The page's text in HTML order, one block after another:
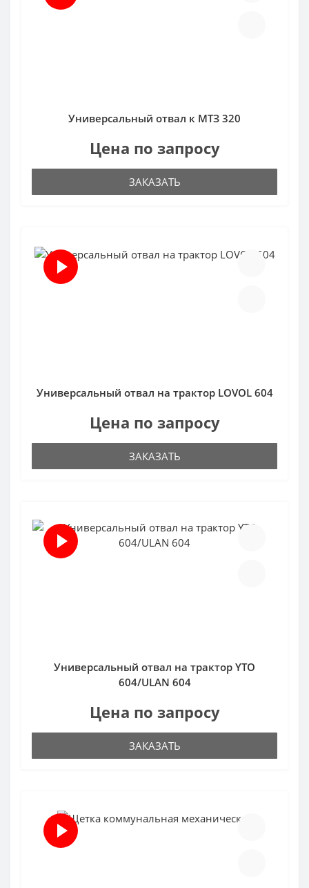
Универсальный отвал к МТЗ 320
Цена по запросу
ЗАКАЗАТЬ
Универсальный отвал на трактор LOVOL 604
Цена по запросу
ЗАКАЗАТЬ
Универсальный отвал на трактор YTO
604/ULAN 604
Цена по запросу
ЗАКАЗАТЬ